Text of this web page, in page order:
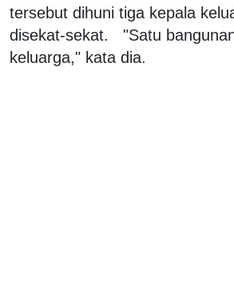
tersebut dihuni tiga kepala
disekat-sekat. "Satu
keluarga," kata dia.